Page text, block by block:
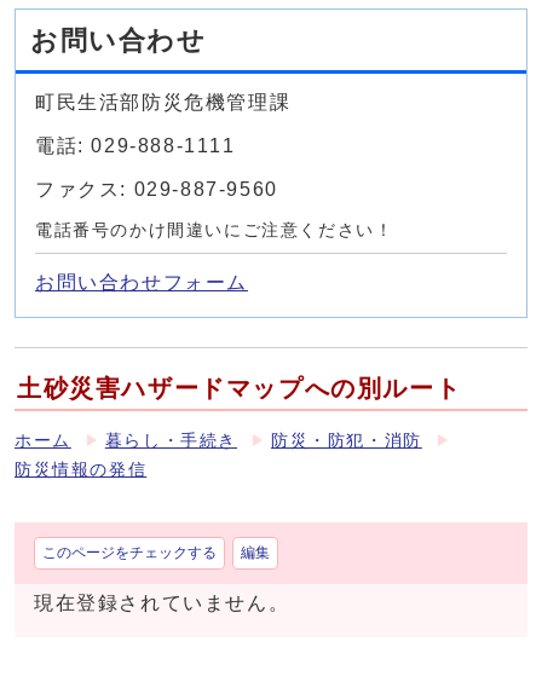
お問い合わせ
町民生活部防災危機管理課
電話: 029-888-1111
ファクス: 029-887-9560
電話番号のかけ間違いにご注意ください！
お問い合わせフォーム
土砂災害ハザードマップへの別ルート
ホーム 暮らし・手続き
防災・防犯・消防
防災情報の発信
このページをチェックする 編集
現在登録されていません。